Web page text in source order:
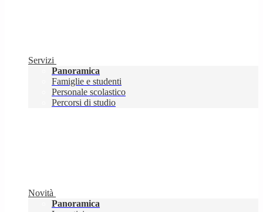
Servizi
Panoramica
Famiglie e studenti
Personale scolastico
Percorsi di studio
Novità
Panoramica